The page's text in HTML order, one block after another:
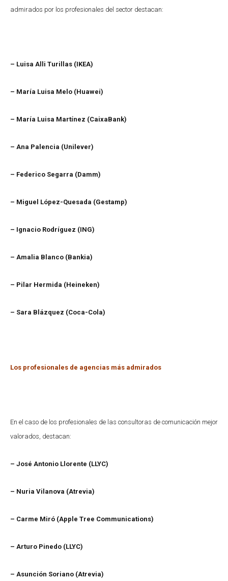
admirados por los profesionales del sector destacan:
– Luisa Alli Turillas (IKEA)
– María Luisa Melo (Huawei)
– María Luisa Martínez (CaixaBank)
– Ana Palencia (Unilever)
– Federico Segarra (Damm)
– Miguel López-Quesada (Gestamp)
– Ignacio Rodríguez (ING)
– Amalia Blanco (Bankia)
– Pilar Hermida (Heineken)
– Sara Blázquez (Coca-Cola)
Los profesionales de agencias más admirados
En el caso de los profesionales de las consultoras de comunicación mejor
valorados, destacan:
– José Antonio Llorente (LLYC)
– Nuria Vilanova (Atrevia)
– Carme Miró (Apple Tree Communications)
– Arturo Pinedo (LLYC)
– Asunción Soriano (Atrevia)